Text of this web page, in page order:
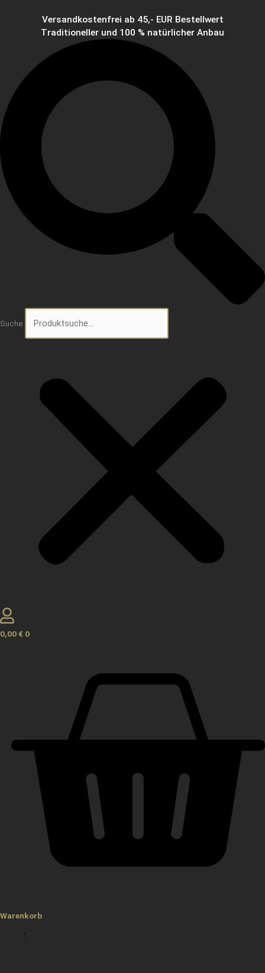
Versandkostenfrei ab 45,- EUR Bestellwert
Traditioneller und 100 % natürlicher Anbau
Suche
0,00 € 0
Warenkorb